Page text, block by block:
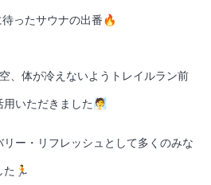
ったサウナの出番🔥
、体が冷えないようトレイルラン前
用いただきました🧖
ー・リフレッシュとして多くのみな
た🏃